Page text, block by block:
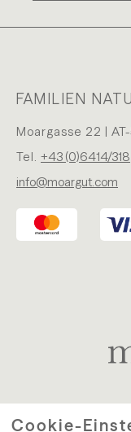
FAMILIEN
Moargasse 22 |
Tel. +43 (0)6414/318
info@moargut.com
Cookie-